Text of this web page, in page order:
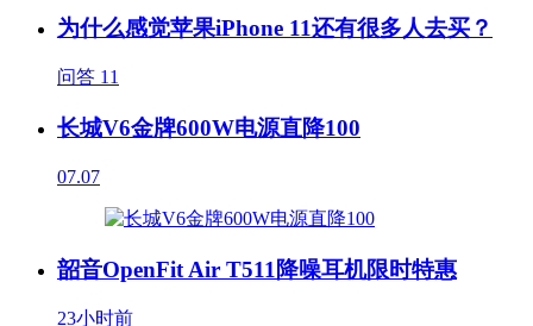
为什么感觉苹果iPhone 11还有很多人去买？
问答 11
长城V6金牌600W电源直降100
07.07
韶音OpenFit Air T511降噪耳机限时特惠
23小时前